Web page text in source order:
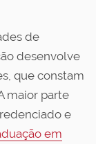
de
desenvolve
que constam
maior parte
e
em